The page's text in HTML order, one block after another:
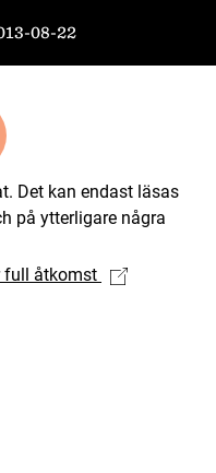
08-22
Det kan endast läsas
på ytterligare några
full åtkomst